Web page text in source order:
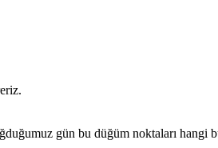
gün bu düğüm noktaları hangi